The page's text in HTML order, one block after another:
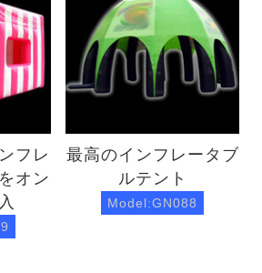
フレ
オン
最高のインフレータブ
ルテント
Model:GN088